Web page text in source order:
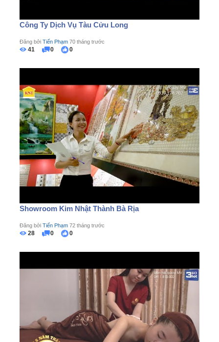
Công Ty Dịch Vụ Tàu Cửu Long
Đăng bởi Tiến Phạm 70 tháng trước
41 0 0
Showroom Kim Nhật Thành Bà Rịa
Đăng bởi Tiến Phạm 72 tháng trước
28 0 0